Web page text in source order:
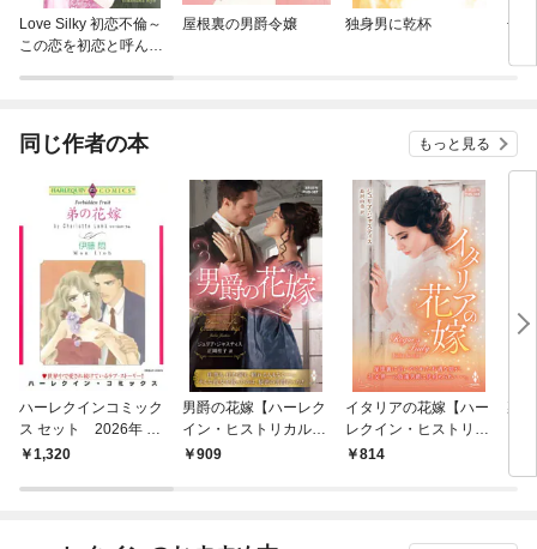
Love Silky 初恋不倫～
この恋を初恋と呼んで
屋根裏の男爵令嬢 独身男に乾杯 子
同じ作者の本 もっと見る
ハーレクインコミック
ス セット 2026年 vo
l.864
1,320
男爵の花嫁【ハーレク
イン・ヒストリカル・
スペシャル版】
909
イタリアの花嫁【ハー
レクイン・ヒストリカ
ル・スペシャル版】
814
裏